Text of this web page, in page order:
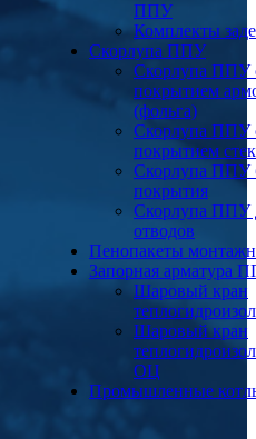
ППУ
Комплекты
Скорлупа ППУ
Скорлупа ППУ
покрытием
(фольга)
Скорлупа ППУ
покрытием
Скорлупа ППУ
покрытия
Скорлупа ППУ
отводов
Пенопакеты
Запорная арматура
Шаровый кран
Шаровый кран
ОЦ
Промышленные